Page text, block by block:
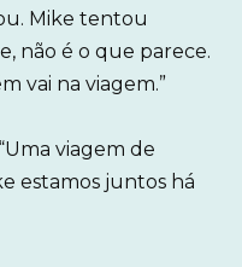
Mike tentou
não é o que parece.
vai na viagem.”
viagem de
estamos juntos há